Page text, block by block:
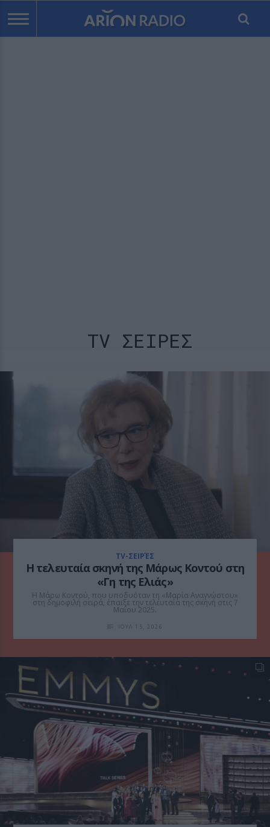
TV ΣΕΙΡΕΣ
TV-ΣΕΙΡΈΣ
Η τελευταία σκηνή της Μάρως Κοντού στη
«Γη της Ελιάς»
Η Μάρω Κοντού, που υποδυόταν τη «Μαρία Αναγνώστου»
στη δημοφιλή σειρά, έπαιξε την τελευταία της σκηνή στις 7
Μαΐου 2025.
ΙΟΥΛ 15, 2026